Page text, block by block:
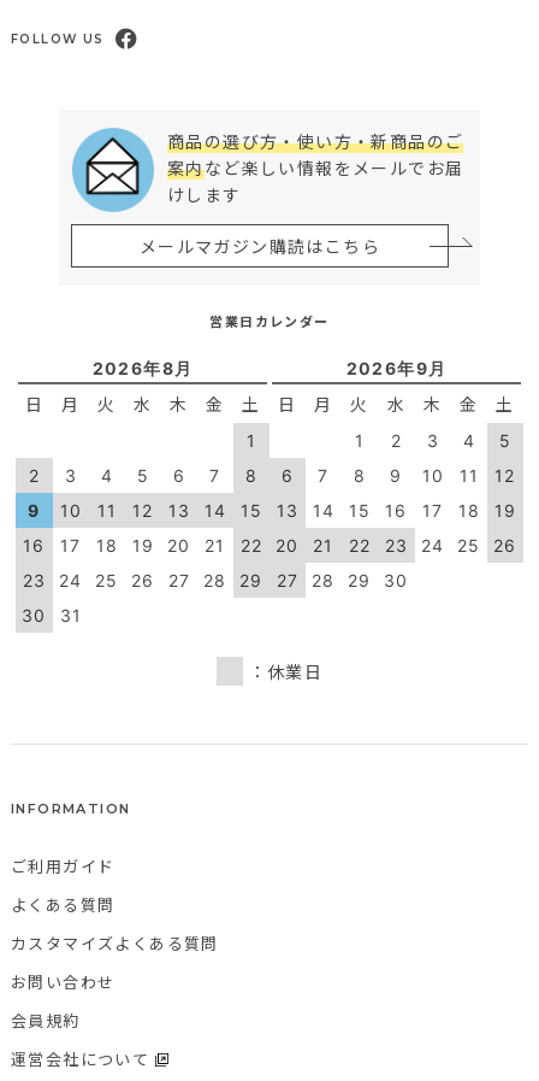
FOLLOW US
商品の選び方・使い方・新商品のご
案内など楽しい情報をメールでお届
けします
メールマガジン購読はこちら
営業日カレンダー
2026年8月
日 月 火 水 木 金 土
1
2
3 4 5 6 7
8
9
10 11 12 13 14
15
16
17 18 19 20 21
22
23
24 25 26 27 28
29
30
31
2026年9月
日 月 火 水 木 金 土
1 2 3 4
5
6
7 8 9 10 11
12
13
14 15 16 17 18
19
20
21 22 23 24 25
26
27
28 29 30
：休業日
INFORMATION
ご利用ガイド
よくある質問
カスタマイズよくある質問
お問い合わせ
会員規約
運営会社について